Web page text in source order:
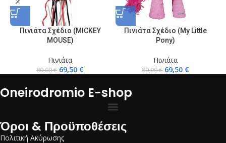
Πινιάτα Σχέδιο (MICKEY
MOUSE)
Πινιάτα
80,00€ 69,50 €
Πινιάτα Σχέδιο (My Little
Pony)
Πινιάτα
80,00€ 69,50 €
Oneirodromio E-shop
Όροι & Προϋποθέσεις
Πολιτική Ακύρωσης